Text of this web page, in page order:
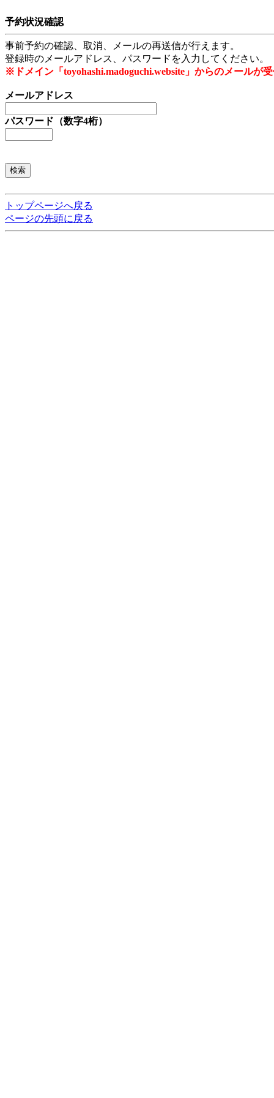
予約状況確認
事前予約の確認、取消、メールの再送信が行えます。
登録時のメールアドレス、パスワードを入力してください。
※ドメイン「toyohashi.madoguchi.website」からのメールが
メールアドレス
パスワード（数字4桁）
トップページへ戻る
ページの先頭に戻る